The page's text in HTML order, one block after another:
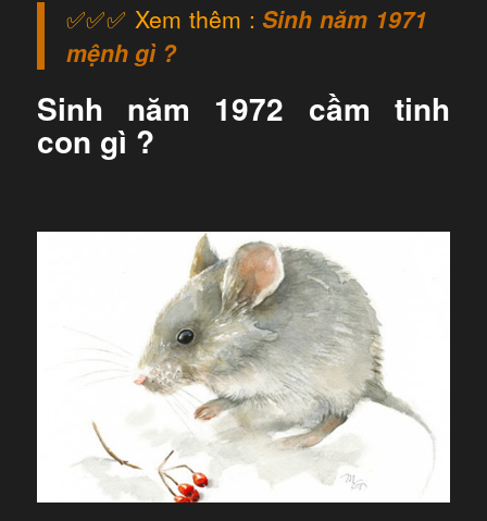
✅✅✅ Xem thêm :Sinh năm 1971
mệnh gì ?
Sinh năm 1972 cầm tinh
con gì ?